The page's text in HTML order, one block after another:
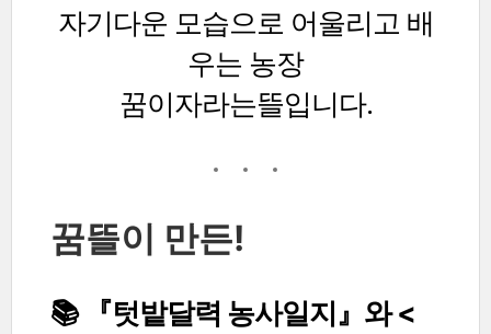
자기다운 모습으로 어울리고 배
우는 농장
꿈이자라는뜰입니다.
꿈뜰이 만든!
📚 『텃밭달력 농사일지』와 <